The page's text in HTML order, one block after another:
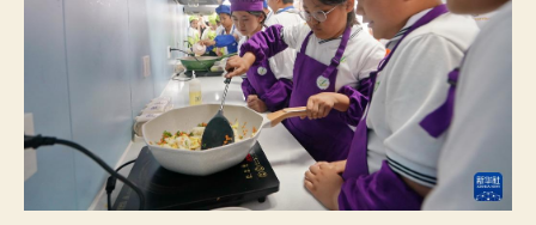
區：
多
并
舉
推
進
教